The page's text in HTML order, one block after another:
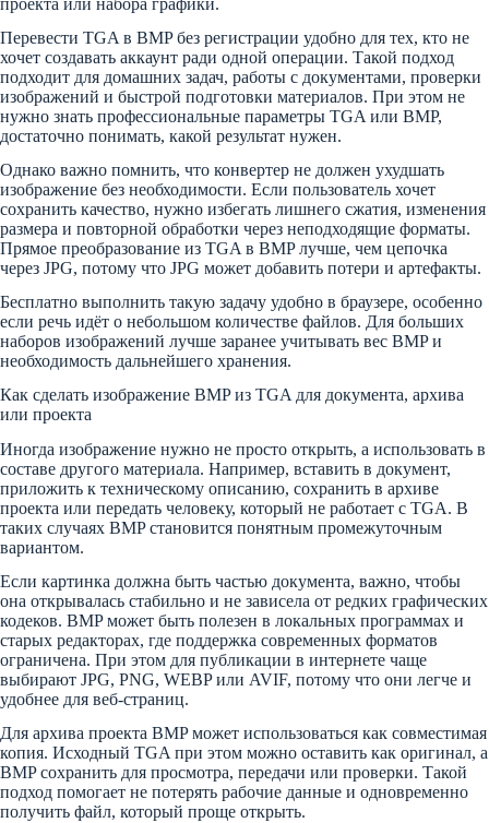
проекта или набора графики.
Перевести TGA в BMP без регистрации удобно для тех, кто не
хочет создавать аккаунт ради одной операции. Такой подход
подходит для домашних задач, работы с документами, проверки
изображений и быстрой подготовки материалов. При этом не
нужно знать профессиональные параметры TGA или BMP,
достаточно понимать, какой результат нужен.
Однако важно помнить, что конвертер не должен ухудшать
изображение без необходимости. Если пользователь хочет
сохранить качество, нужно избегать лишнего сжатия, изменения
размера и повторной обработки через неподходящие форматы.
Прямое преобразование из TGA в BMP лучше, чем цепочка
через JPG, потому что JPG может добавить потери и артефакты.
Бесплатно выполнить такую задачу удобно в браузере, особенно
если речь идёт о небольшом количестве файлов. Для больших
наборов изображений лучше заранее учитывать вес BMP и
необходимость дальнейшего хранения.
Как сделать изображение BMP из TGA для документа, архива
или проекта
Иногда изображение нужно не просто открыть, а использовать в
составе другого материала. Например, вставить в документ,
приложить к техническому описанию, сохранить в архиве
проекта или передать человеку, который не работает с TGA. В
таких случаях BMP становится понятным промежуточным
вариантом.
Если картинка должна быть частью документа, важно, чтобы
она открывалась стабильно и не зависела от редких графических
кодеков. BMP может быть полезен в локальных программах и
старых редакторах, где поддержка современных форматов
ограничена. При этом для публикации в интернете чаще
выбирают JPG, PNG, WEBP или AVIF, потому что они легче и
удобнее для веб-страниц.
Для архива проекта BMP может использоваться как совместимая
копия. Исходный TGA при этом можно оставить как оригинал, а
BMP сохранить для просмотра, передачи или проверки. Такой
подход помогает не потерять рабочие данные и одновременно
получить файл, который проще открыть.